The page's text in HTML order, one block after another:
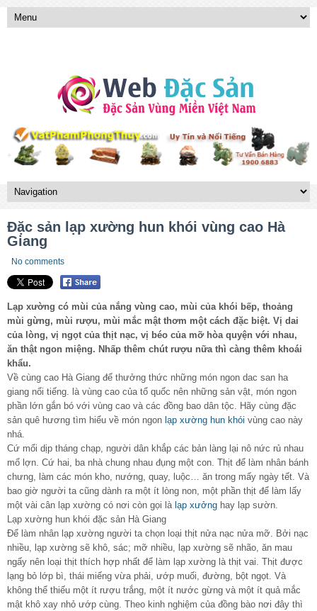
Đặc sản lạp xường hun khói vùng cao Hà
Giang
No comments
Lạp xường có mùi của nắng vùng cao, mùi của khói bếp, thoảng
mùi gừng, mùi rượu, mùi mắc mật thơm một cách đặc biệt. Vị dai
của lòng, vị ngọt của thịt nạc, vị béo của mỡ hòa quyện với nhau,
ăn thật ngon miệng. Nhấp thêm chút rượu nữa thì càng thêm khoái
khẩu.
Về cùng cao Hà Giang để thưởng thức những món ngon dac san ha
giang nổi tiếng. là vùng cao của tổ quốc nên những sản vật, món ngon
phần lớn gắn bó với vùng cao và các đồng bao dân tộc. Hãy cùng đặc
sản quê hương tìm hiểu về món ngon lạp xường hun khói vùng cao này
nhá.
Cứ mổi dịp tháng chạp, người dân khắp các bản làng lại nô nức rủ nhau
mổ lợn. Cứ hai, ba nhà chung nhau đụng một con. Thịt để làm nhân bánh
chưng, làm các món kho, nướng, quay, luộc… ăn trong mấy ngày tết. Và
bao giờ người ta cũng dành ra một ít lòng non, một phần thịt để làm lấy
một vài cân lạp xường có nơi còn gọi là lạp xưởng hay lạp sườn.
Lạp xường hun khói đặc sản Hà Giang
Để làm nhân lạp xường người ta chọn loại thịt nửa nạc nửa mỡ. Bởi nạc
nhiều, lạp xường sẽ khô, sác; mỡ nhiều, lạp xường sẽ nhão, ăn mau
ngấy nên loại thịt thích hợp nhất để làm lạp xường là thịt vai. Thịt được
lạng bỏ lớp bì, thái miếng vừa phải, ướp muối, đường, bột ngọt. Và
không thể thiếu một ít rượu trắng, một ít nước gừng và một ít quả mắc
mật khô xay nhỏ ướp cùng. Theo kinh nghiệm của đồng bào nơi đây thì